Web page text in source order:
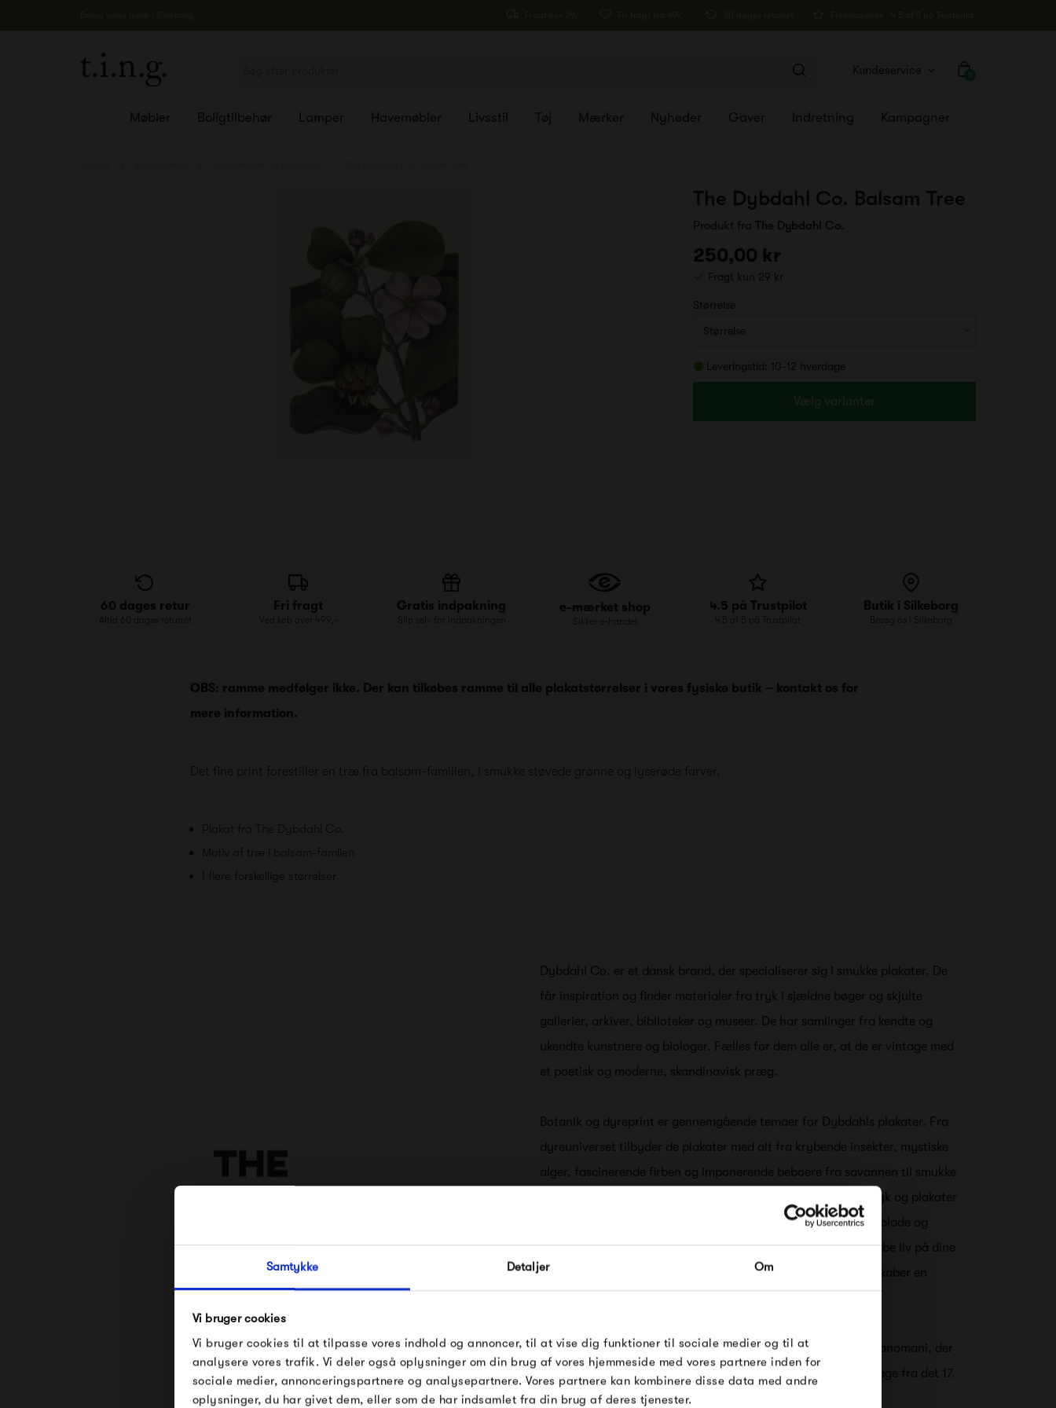
Samtykke Detaljer Om
Vi bruger cookies
Vi bruger cookies til at tilpasse vores indhold og annoncer, til at vise dig funktioner til sociale medier og til at
analysere vores trafik. Vi deler også oplysninger om din brug af vores hjemmeside med vores partnere inden for
sociale medier, annonceringspartnere og analysepartnere. Vores partnere kan kombinere disse data med andre
oplysninger, du har givet dem, eller som de har indsamlet fra din brug af deres tjenester.
0
Kundeservice
Møbler Boligtilbehør Lamper Havemøbler Livsstil Tøj Mærker Nyheder Gaver Indretning Kampagner
The Dybdahl Co. Balsam Tree
Produkt fra The Dybdahl Co.
250,00 kr
Fragt kun 29 kr
Størrelse
Leveringstid: 10-12 hverdage
Vælg varianter
60 dages retur
Altid 60 dages returret
Fri fragt
Ved køb over 499,-
Gratis indpakning
Slip selv for indpakningen
e-mærket shop
Sikker e-handel
4.5 på Trustpilot
4.5 af 5 på Trustpilot
Butik i Silkeborg
Besøg os i Silkeborg
OBS: ramme medfølger ikke. Der kan tilkøbes ramme til alle plakatstørrelser i vores fysiske butik – kontakt os for
mere information.
Det fine print forestiller en træ fra balsam-familien, i smukke støvede grønne og lyserøde farver.
Plakat fra The Dybdahl Co.
Motiv af træ i balsam-famlien
I flere forskellige størrelser
Se alle varer fra The Dybdahl Co.
Dybdahl Co. er et dansk brand, der specialiserer sig i smukke plakater. De
får inspiration og finder materialer fra tryk i sjældne bøger og skjulte
gallerier, arkiver, biblioteker og museer. De har samlinger fra kendte og
ukendte kunstnere og biologer. Fælles for dem alle er, at de er vintage med
et poetisk og moderne, skandinavisk præg.
Botanik og dyreprint er gennemgående temaer for Dybdahls plakater. Fra
dyreuniverset tilbyder de plakater med alt fra krybende insekter, mystiske
alger, fascinerende firben og imponerende beboere fra savannen til smukke
fugle, delikate sommerfugle og farverige fisk. De botaniske tryk og plakater
inkluderer maleriske palmer, delikate svampe, frodige grønne blade og
eksotiske blomster. Disse plakater er den perfekte måde at skabe liv på dine
vægge, samtidig med at de giver en vintagefornemmelse og skaber en
Udover naturtemaet byder Dybdahl også på kollektionen Japanomani, der
består af smukke japansk inspirerede print, som stammer tilbage fra det 17.
til 19. århundrede.
FÅ 10% PÅ DIN NÆSTE ORDRE
Gælder ikke på produkter fra Fermob, File Under
Pop og i forvejen nedsatte produkter.